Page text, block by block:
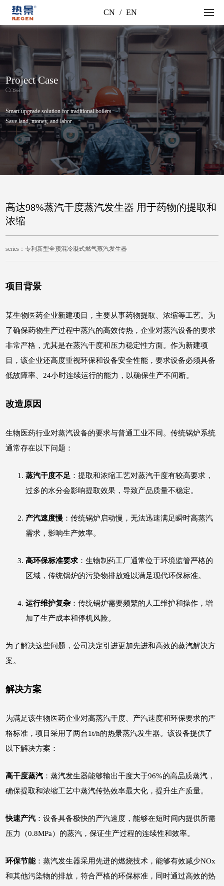
CN / EN
Project Case
Case
Smart upgrade solution for traditional boilers
Save land, money, and labor
高达98%蒸汽干度蒸汽发生器 用于药物的提取和
浓缩
series：专利新型全预混冷凝式燃气蒸汽发生器
项目背景
某生物医药企业新建项目，主要从事药物提取、浓缩等工艺。为
了确保药物生产过程中蒸汽的高效传热，企业对蒸汽设备的要求
非常严格，尤其是在蒸汽干度和压力稳定性方面。作为新建项
目，该企业还高度重视环保和设备安全性能，要求设备必须具备
低故障率、24小时连续运行的能力，以确保生产不间断。
改造原因
生物医药行业对蒸汽设备的要求与普通工业不同。传统锅炉系统
通常存在以下问题：
蒸汽干度不足 ：提取和浓缩工艺对蒸汽干度有较高要求，
过多的水分会影响提取效果，导致产品质量不稳定。
产汽速度慢 ：传统锅炉启动慢，无法迅速满足瞬时高蒸汽
需求，影响生产效率。
高环保标准要求 ：生物制药工厂通常位于环境监管严格的
区域，传统锅炉的污染物排放难以满足现代环保标准。
运行维护复杂：传统锅炉需要频繁的人工维护和操作，增
加了生产成本和停机风险。
为了解决这些问题，公司决定引进更加先进和高效的蒸汽解决方
案。
解决方案
为满足该生物医药企业对高蒸汽干度、产汽速度和环保要求的严
格标准，项目采用了两台1t/h的热景蒸汽发生器。该设备提供了
以下解决方案：
高干度蒸汽 ：蒸汽发生器能够输出干度大于96%的高品质蒸汽，
确保提取和浓缩工艺中蒸汽传热效率最大化，提升生产质量。
快速产汽 ：设备具备极快的产汽速度，能够在短时间内提供所需
压力（0.8MPa）的蒸汽，保证生产过程的连续性和效率。
环保节能：蒸汽发生器采用先进的燃烧技术，能够有效减少NOx
和其他污染物的排放，符合严格的环保标准，同时通过高效的热